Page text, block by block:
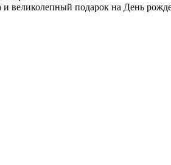
подарок на День